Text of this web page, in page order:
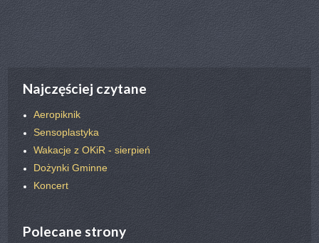
poprz. nast.
Najczęściej czytane
Aeropiknik
Sensoplastyka
Wakacje z OKiR - sierpień
Dożynki Gminne
Koncert
Polecane strony